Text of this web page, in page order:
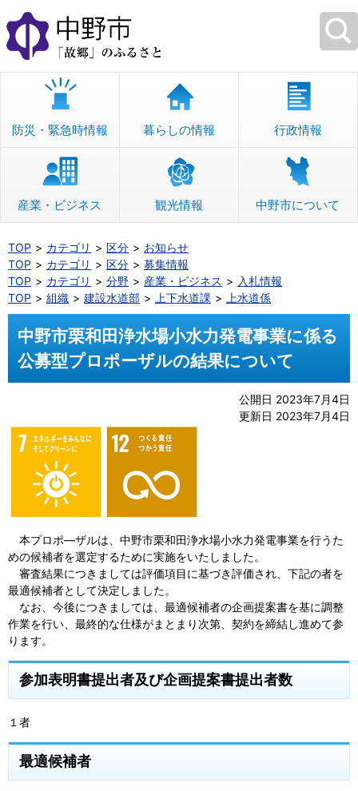
本
文
へ
移
防災・緊急時情報 暮らしの情報 行政情報
産業・ビジネス 観光情報 中野市について
TOP カテゴリ 区分
お知らせ
TOP
カテゴリ 区分
募集情報
TOP
カテゴリ 分野 産業・ビジネス
入札情報
TOP
組織 建設水道部 上下水道課 上水道係
中野市栗和田浄水場小水力発電事業に係る
公募型プロポーザルの結果について
公開日 2023年7月4日
更新日 2023年7月4日
本プロポ―ザルは、中野市栗和田浄水場小水力発電事業を行うた
めの候補者を選定するために実施をいたしました。
審査結果につきましては評価項目に基づき評価され、下記の者を
最適候補者として決定しました。
なお、今後につきましては、最適候補者の企画提案書を基に調整
作業を行い、最終的な仕様がまとまり次第、契約を締結し進めて参
ります。
参加表明書提出者及び企画提案書提出者数
１者
最適候補者